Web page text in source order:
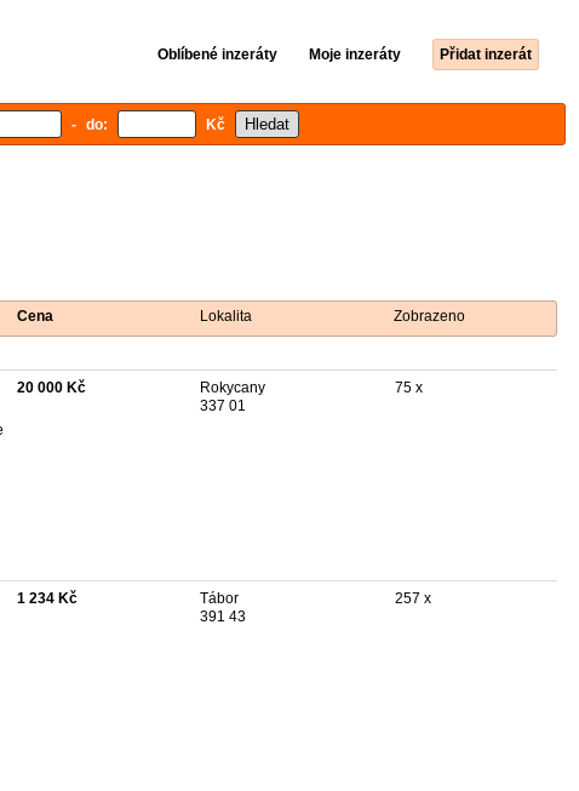
Oblíbené inzeráty Moje inzeráty Přidat inzerát
- do: Kč
Cena Lokalita Zobrazeno
20 000 Kč
Rokycany
337 01
75 x
1 234 Kč
Tábor
391 43
257 x